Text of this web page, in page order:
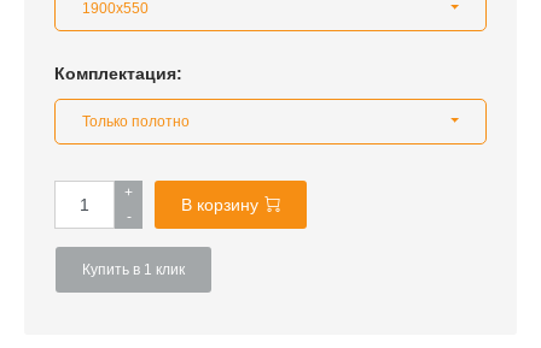
1900x550
Комплектация:
Только полотно
+
-
В корзину
Купить в 1 клик